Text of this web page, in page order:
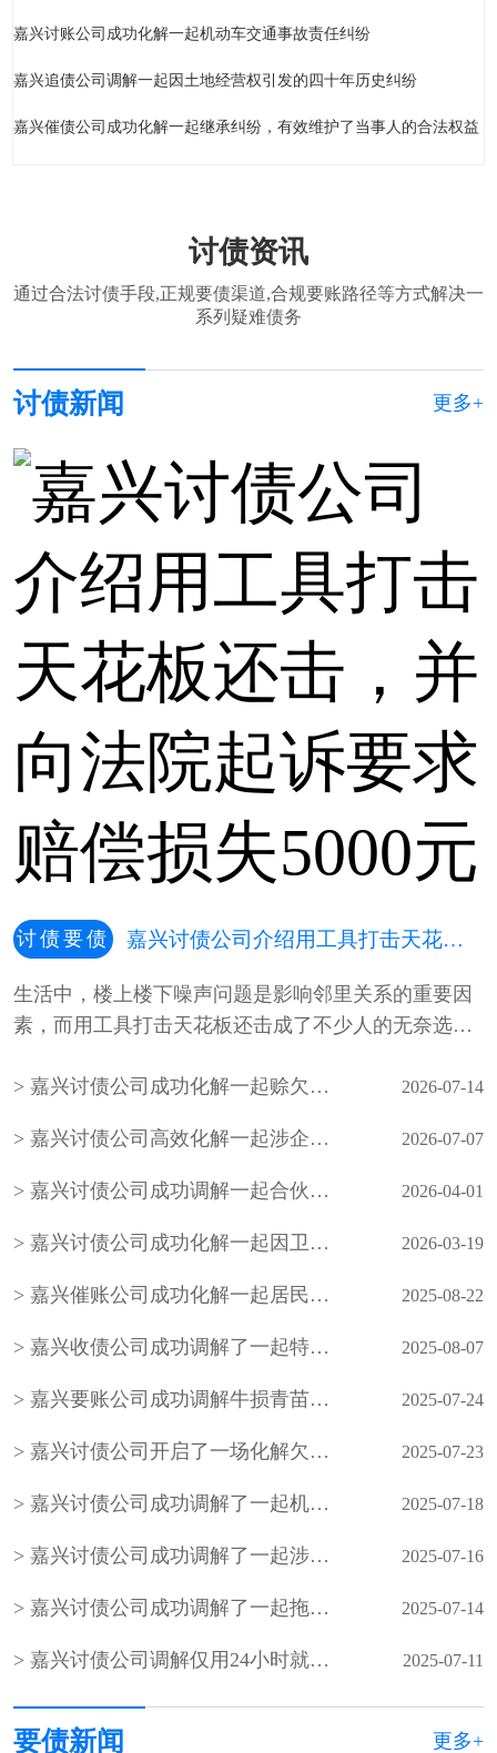
嘉兴讨账公司成功化解一起机动车交通事故责任纠纷
嘉兴追债公司调解一起因土地经营权引发的四十年历史纠纷
嘉兴催债公司成功化解一起继承纠纷，有效维护了当事人的合法权益
讨债资讯
通过合法讨债手段,正规要债渠道,合规要账路径等方式解决一
系列疑难债务
讨债新闻 更多+
讨债要债 嘉兴讨债公司介绍用工具打击天花板还击，并向法院起诉要求赔偿损失5000元
生活中，楼上楼下噪声问题是影响邻里关系的重要因
素，而用工具打击天花板还击成了不少人的无奈选
原 李先生一家居住在某小区3号楼3单元301室，陈女
女士家的孩子···
嘉兴讨债公司成功化解一起赊欠多年的五金货款纠纷，涉案款项 43746 元全额结清 2026-07-14
嘉兴讨债公司高效化解一起涉企矛盾纠纷，在保障群众合法权益的同时，助力企业稳产经营 2026-07-07
嘉兴讨债公司成功调解一起合伙合同纠纷，成功促成双方当事人握手言和 2026-04-01
嘉兴讨债公司成功化解一起因卫生间漏水引发的邻里纠纷 2026-03-19
嘉兴催账公司成功化解一起居民与物业保洁人员的冲突 2025-08-22
嘉兴收债公司成功调解了一起特殊的民间借贷纠纷 2025-08-07
嘉兴要账公司成功调解牛损青苗引争议 2025-07-24
嘉兴讨债公司开启了一场化解欠薪纠纷的“暖心接力” 2025-07-23
嘉兴讨债公司成功调解了一起机动车交通事故责任纠纷 2025-07-18
嘉兴讨债公司成功调解了一起涉企买卖合同纠纷案件，原、被告公司握手言和 2025-07-16
嘉兴讨债公司成功调解了一起拖欠多年的化肥款买卖合同纠纷 2025-07-14
嘉兴讨债公司调解仅用24小时就帮老人要回了养老钱 2025-07-11
要债新闻 更多+